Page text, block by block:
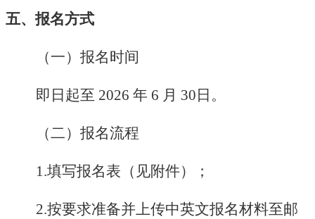
五、报名方式
（一）报名时间
即日起至 2026 年 6 月 30日。
（二）报名流程
1.填写报名表（见附件）；
2.按要求准备并上传中英文报名材料至邮